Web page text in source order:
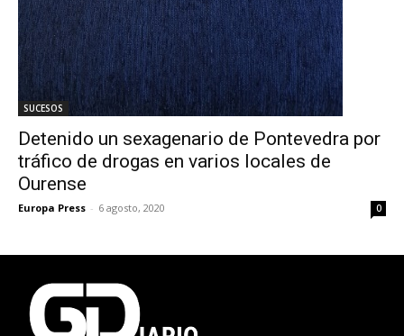
SUCESOS
Detenido un sexagenario de Pontevedra por
tráfico de drogas en varios locales de
Ourense
Europa Press - 6 agosto, 2020 0